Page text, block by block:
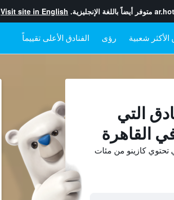
متوفر أيضاً باللغة الإنجليزية. Visit site in English
رؤى الفنادق الأعلى تقييماً
التي
القاهرة
تحتوي كازينو من مئات